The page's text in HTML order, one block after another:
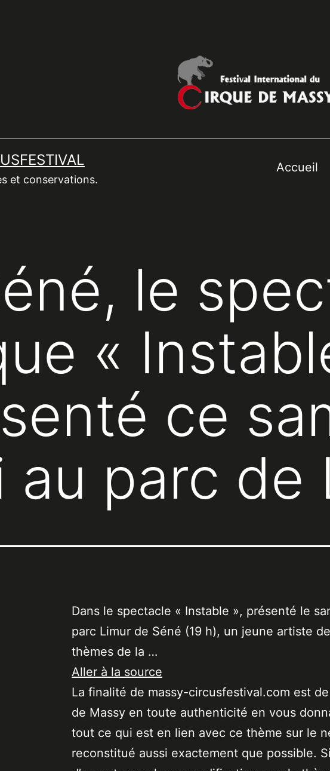
et conservations.
Accueil
le
«
ce
au parc de
Dans le spectacle « Instable », présenté le
parc Limur de Séné (19 h), un jeune artiste
thèmes de la …
Aller à la source
La finalité de massy-circusfestival.com est
de Massy en toute authenticité en vous
tout ce qui est en lien avec ce thème sur le
reconstitué aussi exactement que possible.